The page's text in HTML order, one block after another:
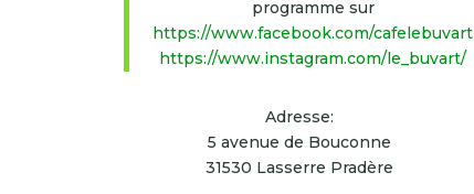
programme sur
https://www.facebook.com/cafelebuvart
https://www.instagram.com/le_buvart/
Adresse:
5 avenue de Bouconne
31530 Lasserre Pradère